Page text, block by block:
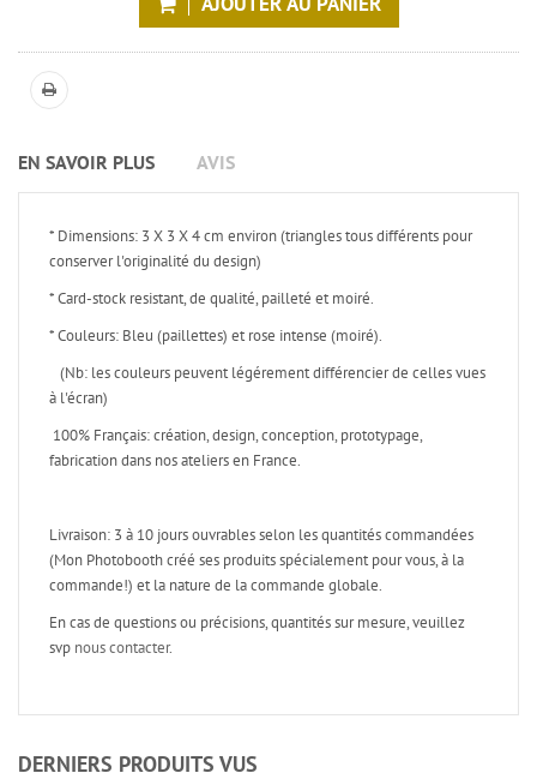
EN SAVOIR PLUS AVIS
* Dimensions: 3 X 3 X 4 cm environ (triangles tous différents pour
conserver l'originalité du design)
* Card-stock resistant, de qualité, pailleté et moiré.
* Couleurs: Bleu (paillettes) et rose intense (moiré).
(Nb: les couleurs peuvent légérement différencier de celles vues
à l'écran)
100% Français: création, design, conception, prototypage,
fabrication dans nos ateliers en France.
Livraison: 3 à 10 jours ouvrables selon les quantités commandées
(Mon Photobooth créé ses produits spécialement pour vous, à la
commande!) et la nature de la commande globale.
En cas de questions ou précisions, quantités sur mesure, veuillez
svp nous contacter.
DERNIERS PRODUITS VUS